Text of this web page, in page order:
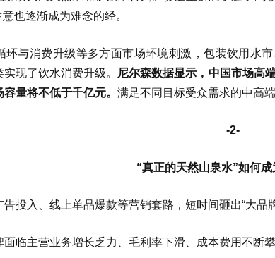
意也逐渐成为难念的经。
环与消费升级等多方面市场环境刺激，包装饮用水
现了饮水消费升级。 尼尔森数据显示，中国市场高
量将不低于千亿元。 满足不同目标受众需求的中高
-2-
“真正的天然山泉水”如何成
投入、线上单品爆款等营销套路，短时间砸出“大品
临主营业务增长乏力、毛利率下滑、成本费用不断攀